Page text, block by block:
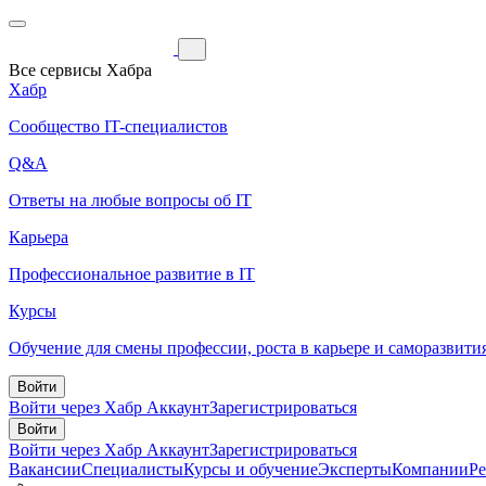
Все сервисы Хабра
Хабр
Сообщество IT-специалистов
Q&A
Ответы на любые вопросы об IT
Карьера
Профессиональное развитие в IT
Курсы
Обучение для смены профессии, роста в карьере и
Войти
Войти через Хабр АккаунтЗарегистрироваться
Войти
Войти через Хабр АккаунтЗарегистрироваться
ВакансииСпециалистыКурсы и обучениеЭкспертыКомпании